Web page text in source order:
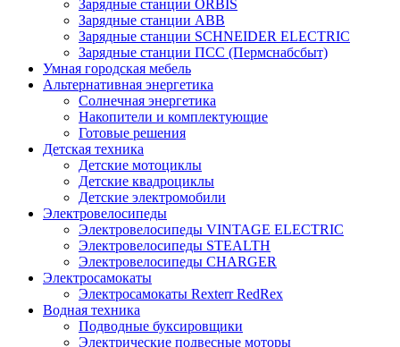
Зарядные станции ORBIS
Зарядные станции ABB
Зарядные станции SCHNEIDER ELECTRIC
Зарядные станции ПСС (Пермснабсбыт)
Умная городская мебель
Альтернативная энергетика
Солнечная энергетика
Накопители и комплектующие
Готовые решения
Детская техника
Детские мотоциклы
Детские квадроциклы
Детские электромобили
Электровелосипеды
Электровелосипеды VINTAGE ELECTRIC
Электровелосипеды STEALTH
Электровелосипеды CHARGER
Электросамокаты
Электросамокаты Rexterr RedRex
Водная техника
Подводные буксировщики
Электрические подвесные моторы